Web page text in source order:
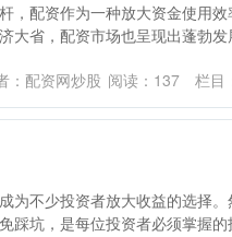
，配资作为一种放大资金使用
大省，配资市场也呈现出蓬勃
：配资网炒股 阅读： 137 栏目
为不少投资者放大收益的选择
踩坑，是每位投资者必须掌握